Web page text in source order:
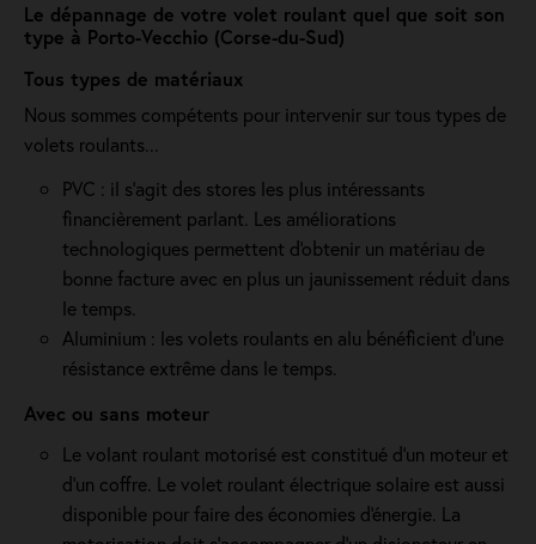
Le dépannage de votre volet roulant quel que soit son
type à Porto-Vecchio (Corse-du-Sud)
Tous types de matériaux
Nous sommes compétents pour intervenir sur tous types de
volets roulants...
PVC : il s'agit des stores les plus intéressants
financièrement parlant. Les améliorations
technologiques permettent d'obtenir un matériau de
bonne facture avec en plus un jaunissement réduit dans
le temps.
Aluminium : les volets roulants en alu bénéficient d'une
résistance extrême dans le temps.
Avec ou sans moteur
Le volant roulant motorisé est constitué d’un moteur et
d’un coffre. Le volet roulant électrique solaire est aussi
disponible pour faire des économies d'énergie. La